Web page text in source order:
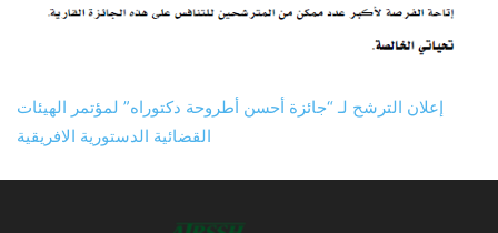
إعلان الترشح لـ “جائزة أحسن أطروحة دكتوراه” لمؤتمر الهيئات
القضائية الدستورية الافريقية